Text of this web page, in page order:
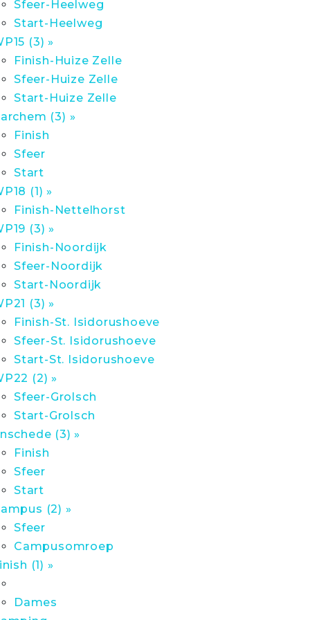
Sfeer-Heelweg
Start-Heelweg
(3) »
Finish-Huize Zelle
Sfeer-Huize Zelle
Start-Huize Zelle
(3) »
Finish
Sfeer
Start
(1) »
Finish-Nettelhorst
(3) »
Finish-Noordijk
Sfeer-Noordijk
Start-Noordijk
(3) »
Finish-St. Isidorushoeve
Sfeer-St. Isidorushoeve
Start-St. Isidorushoeve
(2) »
Sfeer-Grolsch
Start-Grolsch
(3) »
Finish
Sfeer
Start
(2) »
Sfeer
Campusomroep
(1) »
Dames